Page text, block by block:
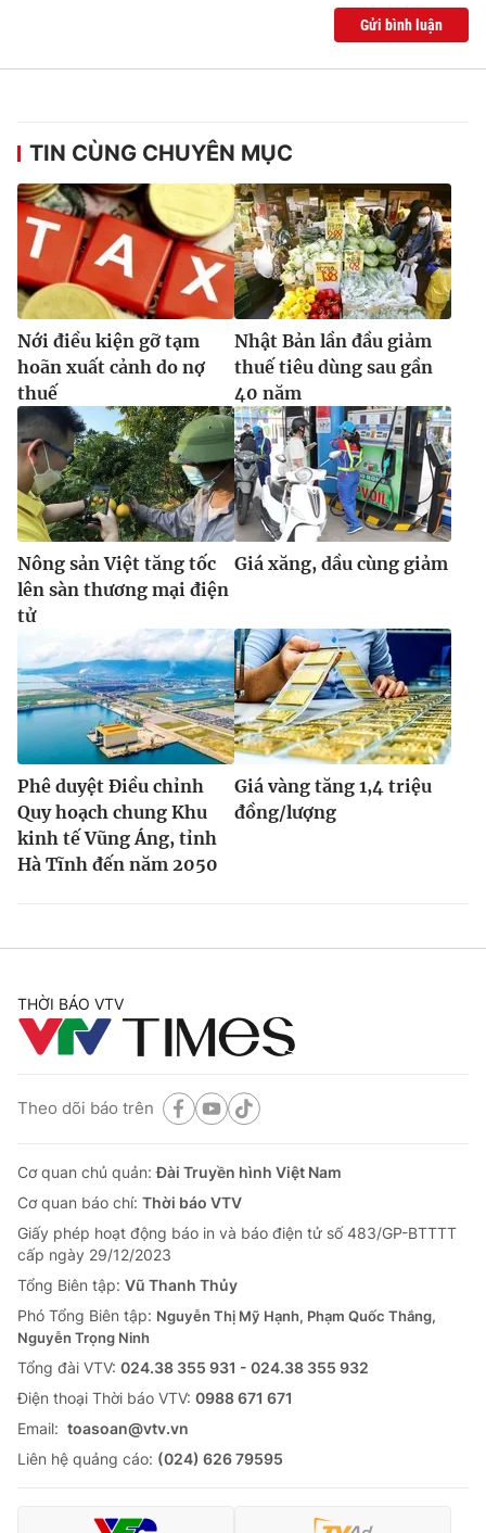
Gửi bình luận
TIN CÙNG CHUYÊN MỤC
Nới điều kiện gỡ tạm
hoãn xuất cảnh do nợ
thuế
Nhật Bản lần đầu giảm
thuế tiêu dùng sau gần
40 năm
Nông sản Việt tăng tốc
lên sàn thương mại điện
tử
Giá xăng, dầu cùng giảm
Phê duyệt Điều chỉnh
Quy hoạch chung Khu
kinh tế Vũng Áng, tỉnh
Hà Tĩnh đến năm 2050
Giá vàng tăng 1,4 triệu
đồng/lượng
THỜI BÁO VTV
Theo dõi báo trên
Cơ quan chủ quản:Đài Truyền hình Việt Nam
Cơ quan báo chí: Thời báo VTV
Giấy phép hoạt động báo in và báo điện tử số 483/GP-BTTTT
cấp ngày 29/12/2023
Tổng Biên tập: Vũ Thanh Thủy
Phó Tổng Biên tập: Nguyễn Thị Mỹ Hạnh, Phạm Quốc Thắng,
Nguyễn Trọng Ninh
Tổng đài VTV: 024.38 355 931 - 024.38 355 932
Ðiện thoại Thời báo VTV: 0988 671 671
Email: toasoan@vtv.vn
Liên hệ quảng cáo: (024) 626 79595